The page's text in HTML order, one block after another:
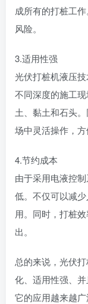
成所有的打桩工
风险。
3.适用性强
光伏打桩机液压
不同深度的施工
土、黏土和石头
场中灵活操作，方
4.节约成本
由于采用电液控
低。不仅可以减
用。同时，打桩
出。
总的来说，光伏
化、适用性强、
它的应用越来越